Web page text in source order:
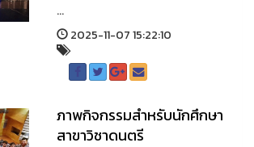
...
2025-11-07 15:22:10
ภาพกิจกรรมสำหรับนักศึกษา
สาขาวิชาดนตรี